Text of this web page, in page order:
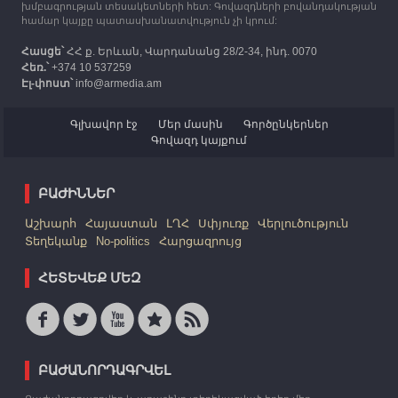
խմբագրության տեսակետների հետ: Գովազդների բովանդակության
համար կայքը պատասխանատվություն չի կրում:
Հասցե՝ՀՀ ք. Երևան, Վարդանանց 28/2-34, ինդ. 0070
Հեռ.՝+374 10 537259
Էլ-փոստ՝info@armedia.am
Գլխավոր էջ Մեր մասին
Գործընկերներ
Գովազդ կայքում
ԲԱԺԻՆՆԵՐ
Աշխարհ Հայաստան ԼՂՀ Սփյուռք
Վերլուծություն
Տեղեկանք
No-politics Հարցազրույց
ՀԵՏԵՎԵՔ ՄԵԶ
ԲԱԺԱՆՈՐԴԱԳՐՎԵԼ